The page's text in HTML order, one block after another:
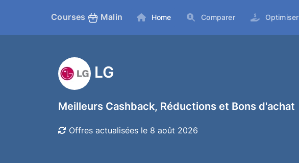
Courses Malin Home Comparer Optimiser
LG
Meilleurs Cashback, Réductions et Bons d'achat
Offres actualisées le 8 août 2026